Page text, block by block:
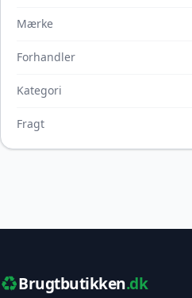
Mærke
Forhandler
Kategori
Fragt
♻️Brugtbutikken.dk